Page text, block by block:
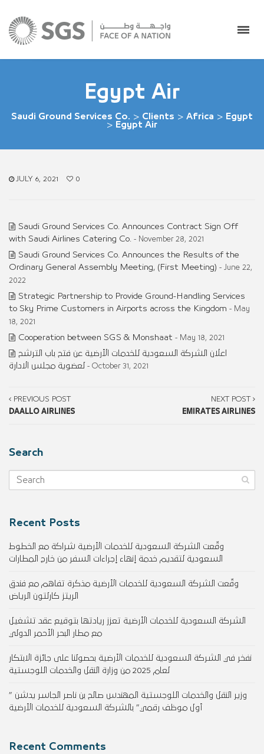
Egypt Air
Saudi Ground Services Co. > Clients > Africa > Egypt
> Egypt Air
JULY 6, 2021 0
Saudi Ground Services Co. Announces Contract Sign Off
with Saudi Airlines Catering Co. - November 28, 2021
Saudi Ground Services Co. Announces the Results of the
Ordinary General Assembly Meeting, (First Meeting) - June 22,
2022
Strategic Partnership to Provide Ground-Handling Services
to Sky Prime Customers in Airports across the Kingdom - May
18, 2021
Cooperation between SGS & Monshaat - May 18, 2021
اعلان الشركة السعودية للخدمات الأرضية عن فتح باب الترشح
لعضوية مجلس الادارة
- October 31, 2021
PREVIOUS POST
DAALLO AIRLINES
NEXT POST
EMIRATES AIRLINES
Search
Recent Posts
وقّعت الشركة السعودية للخدمات الأرضية شراكة مع الخطوط
السعودية لتقديم خدمة إنهاء إجراءات السفر من خارج المطارات
وقّعت الشركة السعودية للخدمات الأرضية مذكرة تفاهم مع فندق
الريتز كارلتون الرياض
الشركة السعودية للخدمات الأرضية تعزز ريادتها بتوقيع عقد تشغيل
مع مطار البحر الأحمر الدولي
نفخر في الشركة السعودية للخدمات الأرضية بحصولنا على جائزة الابتكار
لعام 2025 من وزارة النقل والخدمات اللوجستية
وزير النقل والخدمات اللوجستية المهندس صالح بن ناصر الجاسر يدشن ”
أول موظف رقمي” بالشركة السعودية للخدمات الأرضية
Recent Comments